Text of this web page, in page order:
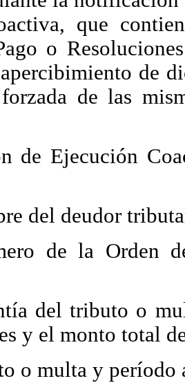
que
o
de
de las
de Ejecución
del deudor
de la Orden
del tributo o
y el monto total
o multa y período